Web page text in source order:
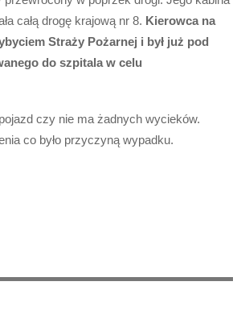
całą drogę krajową nr 8. Kierowca na
Straży Pożarnej i był już pod
do szpitala w celu
czy nie ma żadnych wycieków.
co było przyczyną wypadku.